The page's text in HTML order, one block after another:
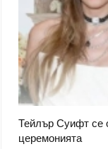
Тейлър Суифт
церемонията